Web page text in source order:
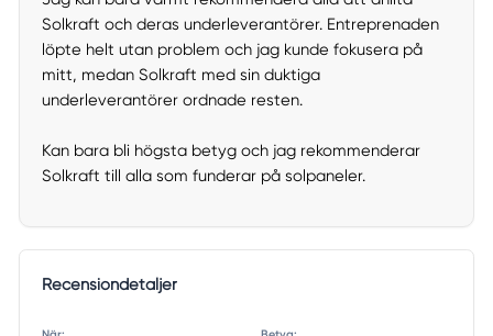
Solkraft och deras underleverantörer. Entreprenaden
löpte helt utan problem och jag kunde fokusera på
mitt, medan Solkraft med sin duktiga
underleverantörer ordnade resten.
Kan bara bli högsta betyg och jag rekommenderar
Solkraft till alla som funderar på solpaneler.
Recensiondetaljer